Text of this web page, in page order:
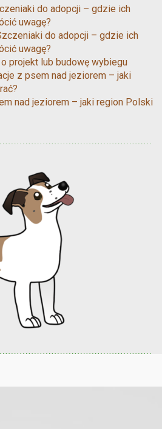
do adopcji – gdzie ich
uwagę?
do adopcji – gdzie ich
uwagę?
projekt lub budowę wybiegu
z psem nad jeziorem – jaki
nad jeziorem – jaki region Polski